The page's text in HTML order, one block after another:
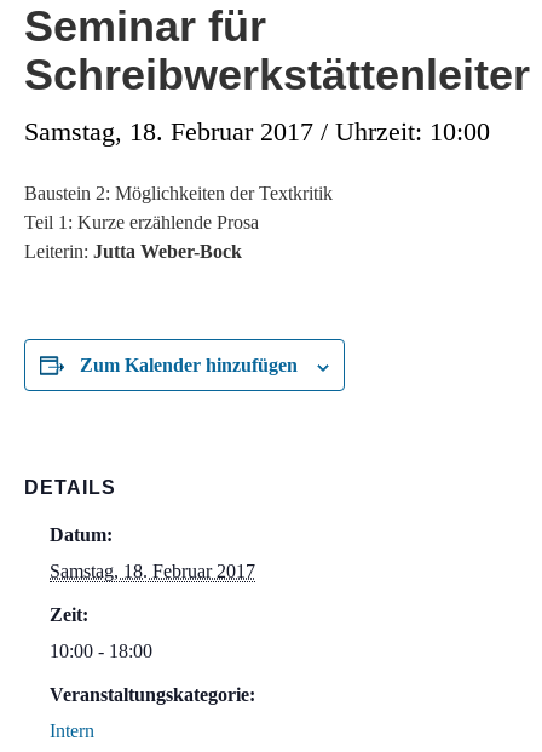
Seminar für
Schreibwerkstättenleiter
Samstag, 18. Februar 2017 / Uhrzeit: 10:00
Baustein 2: Möglichkeiten der Textkritik
Teil 1: Kurze erzählende Prosa
Leiterin: Jutta Weber-Bock
Zum Kalender hinzufügen
DETAILS
Datum:
Samstag, 18. Februar 2017
Zeit:
10:00 - 18:00
Veranstaltungskategorie:
Intern